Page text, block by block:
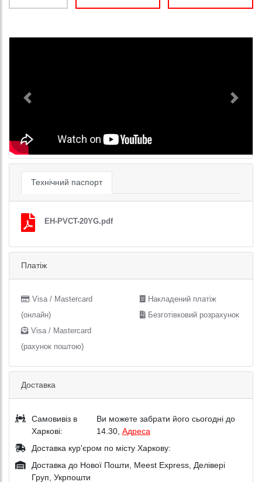
Previous Next
Технічний паспорт
EH-PVCT-20YG.pdf
Платіж
Visa / Mastercard
(онлайн)
Visa / Mastercard
(рахунок поштою)
Накладений платіж
Безготівковий розрахунок
Доставка
Самовивіз в
Харкові:
Ви можете забрати його сьогодні до
14.30, Адреса
Доставка кур'єром по місту Харкову:
Доставка до Нової Пошти, Meest Express, Делівері
Груп, Укрпошти